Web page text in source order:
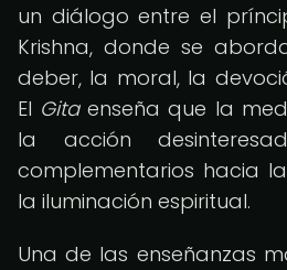
un diálogo entre el
Krishna, donde se
deber, la moral, la
El Gitaenseña que la
la acción
complementarios hacia
la iluminación espiritual.
Una de las enseñanzas